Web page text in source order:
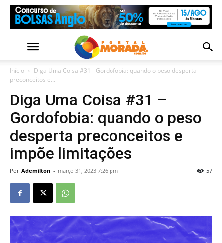
Início
Diga Uma Coisa #31 - Gordofobia: quando o peso desperta
preconceitos e...
Diga Uma Coisa #31 –
Gordofobia: quando o peso
desperta preconceitos e
impõe limitações
Por Ademilton - março 31, 2023 7:26 pm 57